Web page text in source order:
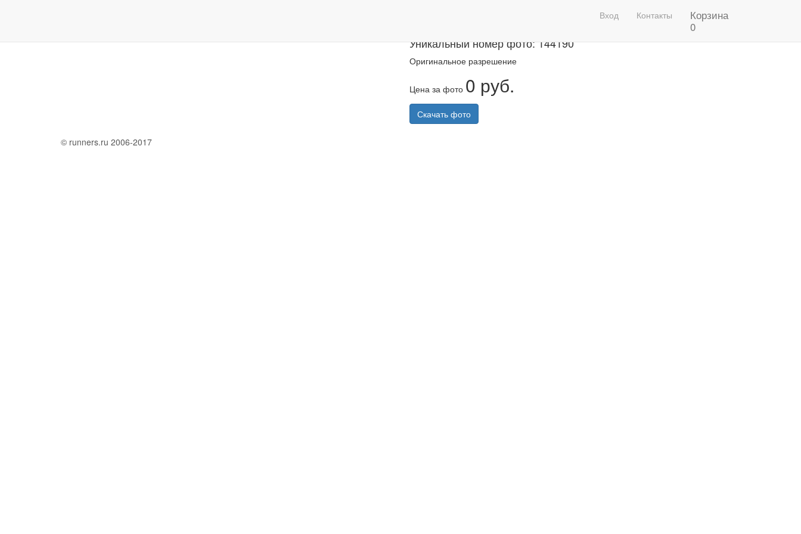
Вход Контакты
Корзина
0
Казанский марафон 2020 Фото
Уникальный номер фото: 144190
Оригинальное разрешение
Цена за фото 0 руб.
Скачать фото
© runners.ru 2006-2017